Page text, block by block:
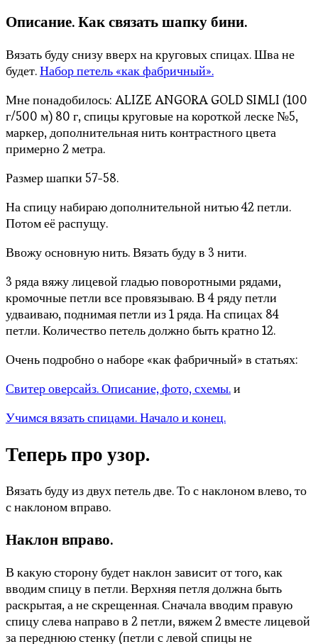
Описание. Как связать шапку бини.
Вязать буду снизу вверх на круговых спицах. Шва не
будет.Набор петель «как фабричный».
Мне понадобилось: ALIZE ANGORA GOLD SIMLI (100
г/500 м) 80 г, спицы круговые на короткой леске №5,
маркер, дополнительная нить контрастного цвета
примерно 2 метра.
Размер шапки 57-58.
На спицу набираю дополнительной нитью 42 петли.
Потом её распущу.
Ввожу основную нить. Вязать буду в 3 нити.
3 ряда вяжу лицевой гладью поворотными рядами,
кромочные петли все провязываю. В 4 ряду петли
удваиваю, поднимая петли из 1 ряда. На спицах 84
петли. Количество петель должно быть кратно 12.
Очень подробно о наборе «как фабричный» в статьях:
Свитер оверсайз. Описание, фото, схемы.и
Учимся вязать спицами. Начало и конец.
Теперь про узор.
Вязать буду из двух петель две. То с наклоном влево, то
с наклоном вправо.
Наклон вправо.
В какую сторону будет наклон зависит от того, как
вводим спицу в петли. Верхняя петля должна быть
раскрытая, а не скрещенная. Сначала вводим правую
спицу слева направо в 2 петли, вяжем 2 вместе лицевой
за переднюю стенку (петли с левой спицы не